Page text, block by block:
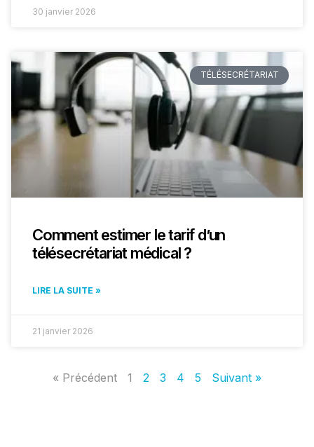
30 janvier 2026
TÉLÉSECRÉTARIAT
Comment estimer le tarif d’un
télésecrétariat médical ?
LIRE LA SUITE »
21 janvier 2026
« Précédent 1 2 3 4 5 Suivant »